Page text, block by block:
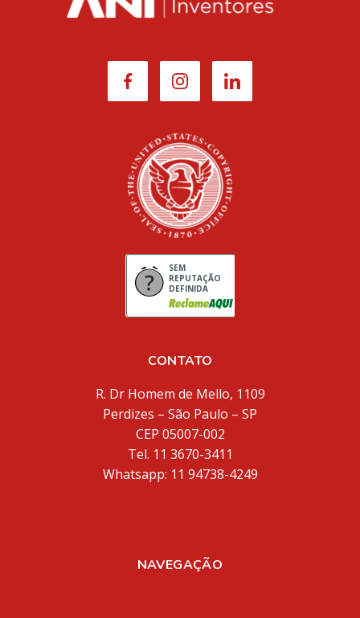
SEM
REPUTAÇÃO
DEFINIDA
CONTATO
R. Dr Homem de Mello, 1109
Perdizes – São Paulo – SP
CEP 05007-002
Tel. 11 3670-3411
Whatsapp: 11 94738-4249
NAVEGAÇÃO